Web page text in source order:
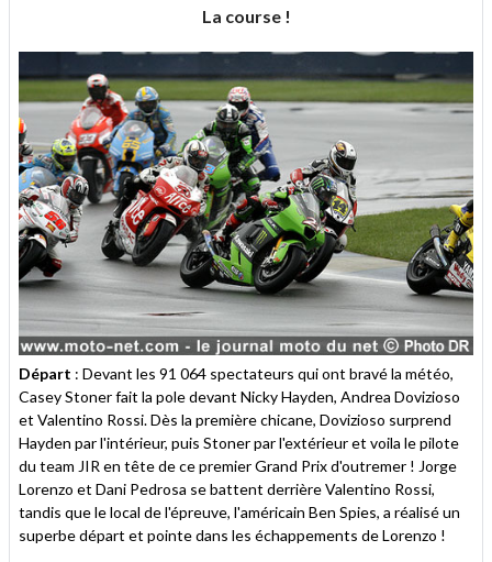
La course !
Départ : Devant les 91 064 spectateurs qui ont bravé la météo,
Casey Stoner fait la pole devant Nicky Hayden, Andrea Dovizioso
et Valentino Rossi. Dès la première chicane, Dovizioso surprend
Hayden par l'intérieur, puis Stoner par l'extérieur et voila le pilote
du team JIR en tête de ce premier Grand Prix d'outremer ! Jorge
Lorenzo et Dani Pedrosa se battent derrière Valentino Rossi,
tandis que le local de l'épreuve, l'américain Ben Spies, a réalisé un
superbe départ et pointe dans les échappements de Lorenzo !